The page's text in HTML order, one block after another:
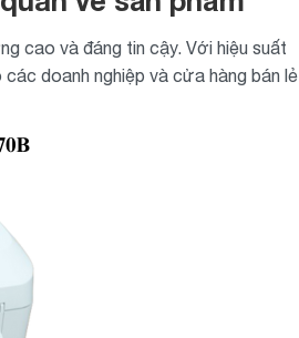
cao và đáng tin cậy. Với hiệu suất
doanh nghiệp và cửa hàng bán lẻ.